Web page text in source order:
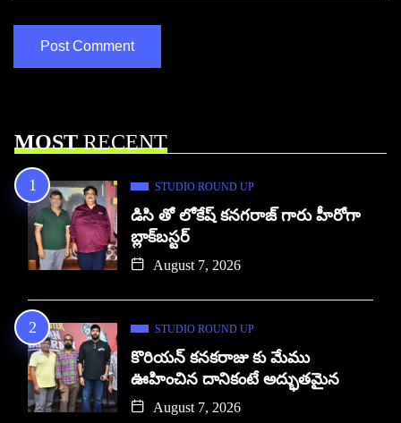
MOSTRECENT
STUDIO ROUND UP
డిసి తో లోకేష్ కనగరాజ్ గారు హీరోగా
బ్లాక్‌బస్టర్
August 7, 2026
STUDIO ROUND UP
కొరియన్ కనకరాజు కు మేము
ఊహించిన దానికంటే అద్భుతమైన
August 7, 2026